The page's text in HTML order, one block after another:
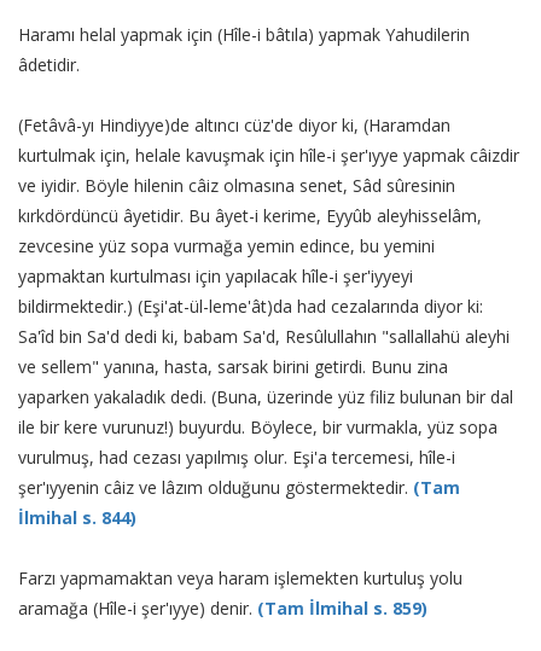
Haramı helal yapmak için (Hîle-i bâtıla) yapmak Yahudilerin
âdetidir.
(Fetâvâ-yı Hindiyye)de altıncı cüz'de diyor ki, (Haramdan
kurtulmak için, helale kavuşmak için hîle-i şer'ıyye yapmak câizdir
ve iyidir. Böyle hilenin câiz olmasına senet, Sâd sûresinin
kırkdördüncü âyetidir. Bu âyet-i kerime, Eyyûb aleyhisselâm,
zevcesine yüz sopa vurmağa yemin edince, bu yemini
yapmaktan kurtulması için yapılacak hîle-i şer'iyyeyi
bildirmektedir.) (Eşi'at-ül-leme'ât)da had cezalarında diyor ki:
Sa'îd bin Sa'd dedi ki, babam Sa'd, Resûlullahın "sallallahü aleyhi
ve sellem" yanına, hasta, sarsak birini getirdi. Bunu zina
yaparken yakaladık dedi. (Buna, üzerinde yüz filiz bulunan bir dal
ile bir kere vurunuz!) buyurdu. Böylece, bir vurmakla, yüz sopa
vurulmuş, had cezası yapılmış olur. Eşi'a tercemesi, hîle-i
şer'ıyyenin câiz ve lâzım olduğunu göstermektedir. (Tam
İlmihal s. 844)
Farzı yapmamaktan veya haram işlemekten kurtuluş yolu
aramağa (Hîle-i şer'ıyye) denir. (Tam İlmihal s. 859)